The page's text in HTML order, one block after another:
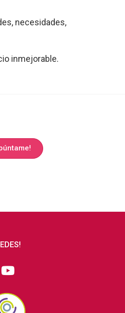
necesidades,
inmejorable.